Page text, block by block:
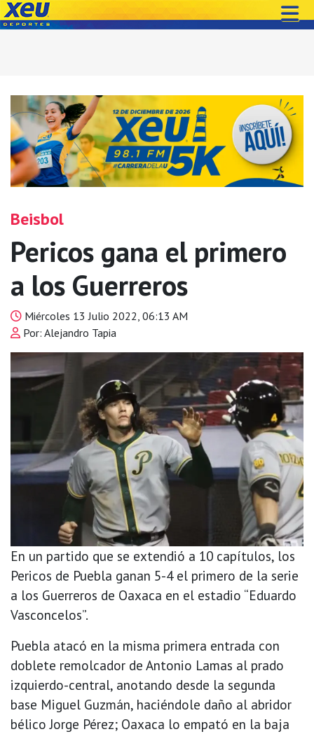
Beisbol
Pericos gana el primero
a los Guerreros
Miércoles 13 Julio 2022, 06:13 AM
Por: Alejandro Tapia
En un partido que se extendió a 10 capítulos, los
Pericos de Puebla ganan 5-4 el primero de la serie
a los Guerreros de Oaxaca en el estadio “Eduardo
Vasconcelos”.
Puebla atacó en la misma primera entrada con
doblete remolcador de Antonio Lamas al prado
izquierdo-central, anotando desde la segunda
base Miguel Guzmán, haciéndole daño al abridor
bélico Jorge Pérez; Oaxaca lo empató en la baja